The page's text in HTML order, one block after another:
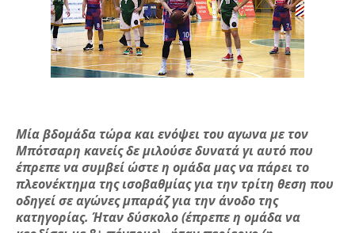
Μία βδομάδα τώρα και ενόψει του αγωνα με τον
Μπότσαρη κανείς δε μιλούσε δυνατά γι αυτό που
έπρεπε να συμβεί ώστε η ομάδα μας να πάρει το
πλεονέκτημα της ισοβαθμίας για την τρίτη θεση που
οδηγεί σε αγώνες μπαράζ για την άνοδο της
κατηγορίας. Ήταν δύσκολο (έπρεπε η ομάδα να